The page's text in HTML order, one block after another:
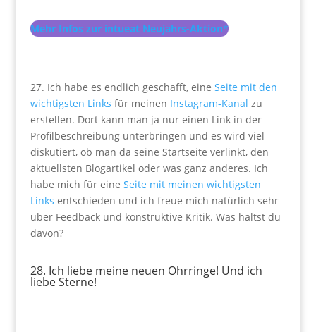
Mehr Infos zur intueat Neujahrs-Aktion*
27. Ich habe es endlich geschafft, eine Seite mit den
wichtigsten Links für meinen Instagram-Kanal zu
erstellen. Dort kann man ja nur einen Link in der
Profilbeschreibung unterbringen und es wird viel
diskutiert, ob man da seine Startseite verlinkt, den
aktuellsten Blogartikel oder was ganz anderes. Ich
habe mich für eine Seite mit meinen wichtigsten
Links entschieden und ich freue mich natürlich sehr
über Feedback und konstruktive Kritik. Was hältst du
davon?
28. Ich liebe meine neuen Ohrringe! Und ich
liebe Sterne!